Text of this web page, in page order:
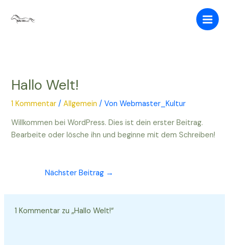
Inhalt
Hallo Welt!
1 Kommentar /Allgemein / VonWebmaster_Kultur
Willkommen bei WordPress. Dies ist dein erster Beitrag.
Bearbeite oder lösche ihn und beginne mit dem Schreiben!
Nächster Beitrag →
1 Kommentar zu „Hallo Welt!“